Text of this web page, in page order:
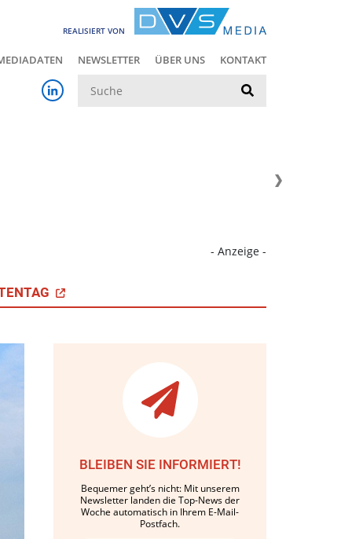
REALISIERT VON
NEWSLETTER ÜBER UNS KONTAKT
- Anzeige -
BLEIBEN SIE INFORMIERT!
Bequemer geht’s nicht: Mit unserem
Newsletter landen die Top-News der
Woche automatisch in Ihrem E-Mail-
Postfach.